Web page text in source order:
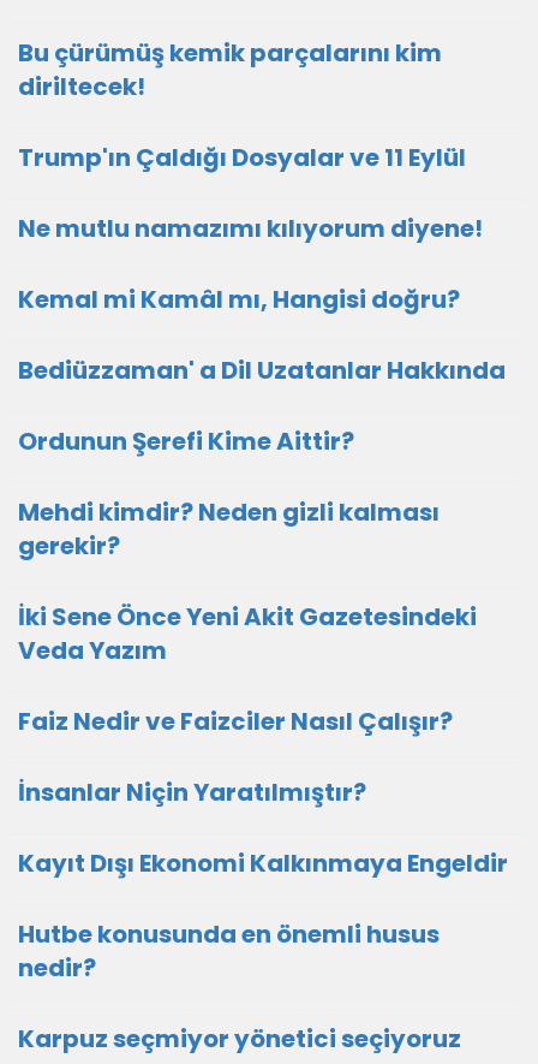
Bu çürümüş kemik parçalarını kim
diriltecek!
Trump'ın Çaldığı Dosyalar ve 11 Eylül
Ne mutlu namazımı kılıyorum diyene!
Kemal mi Kamâl mı, Hangisi doğru?
Bediüzzaman' a Dil Uzatanlar Hakkında
Ordunun Şerefi Kime Aittir?
Mehdi kimdir? Neden gizli kalması
gerekir?
İki Sene Önce Yeni Akit Gazetesindeki
Veda Yazım
Faiz Nedir ve Faizciler Nasıl Çalışır?
İnsanlar Niçin Yaratılmıştır?
Kayıt Dışı Ekonomi Kalkınmaya Engeldir
Hutbe konusunda en önemli husus
nedir?
Karpuz seçmiyor yönetici seçiyoruz